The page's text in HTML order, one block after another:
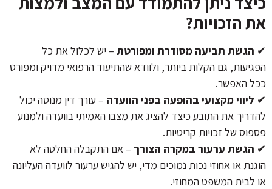
את הזכויות?
✔ הגשת תביעה מסודרת ומפורטת – יש לכלול את כל
הפגיעות, גם הקלות ביותר, ולוודא שהתיעוד הרפואי מדויק ומפורט
ככל האפשר.
✔ ליווי מקצועי בהופעה בפני הוועדה – עורך דין מנוסה יכול
להדריך את התובע כיצד להציג את מצבו האמיתי בוועדה ולמנוע
פספוס של זכויות קריטיות.
✔ הגשת ערעור במקרה הצורך – אם התקבלה החלטה לא
הוגנת או אחוזי נכות נמוכים מדי, יש להגיש ערעור לוועדה העליונה
או לבית המשפט המחוזי.